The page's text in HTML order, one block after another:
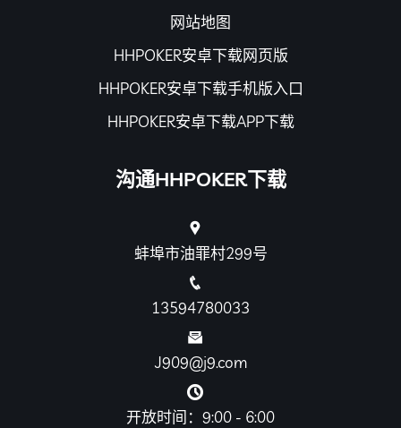
网站地图
HHPOKER安卓下载网页版
HHPOKER安卓下载手机版入口
HHPOKER安卓下载APP下载
沟通HHPOKER下载
蚌埠市油罪村299号
13594780033
J909@j9.com
开放时间：9:00 - 6:00